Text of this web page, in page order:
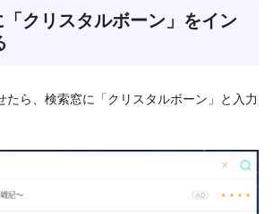
クリスタルボーン」をイン
たら、検索窓に「クリスタルボーン」と入力